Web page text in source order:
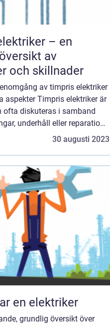
– en
av
och skillnader
av timpris elektriker
aspekter Timpris elektriker är
ofta diskuteras i samband
underhåll eller reparation
fastigheter. Det är viktigt
30 augusti 2023
en elektriker
grundlig översikt över